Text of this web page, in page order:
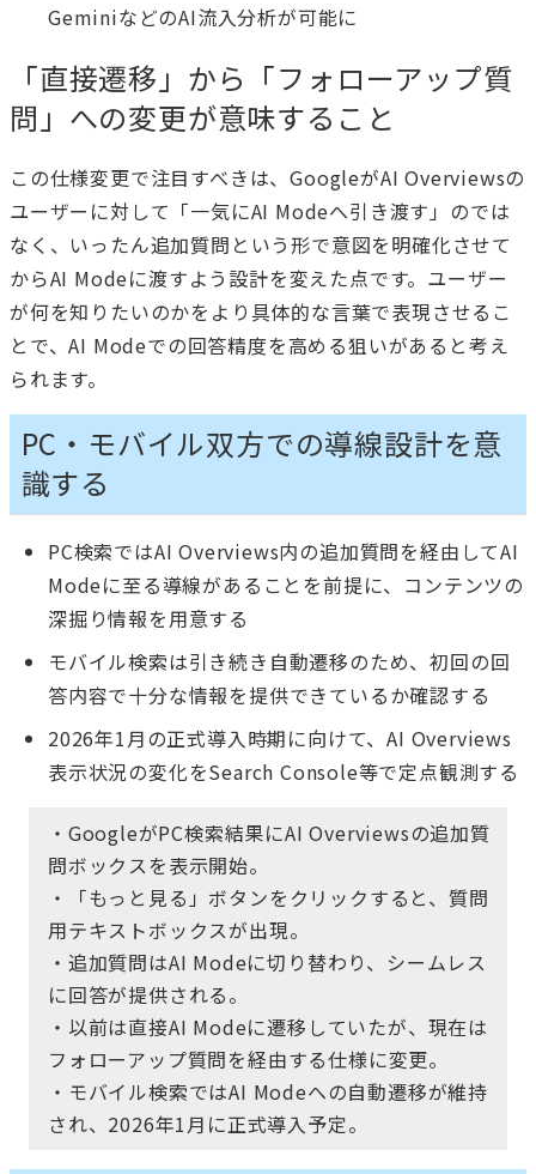
GeminiなどのAI流入分析が可能に
「直接遷移」から「フォローアップ質
問」への変更が意味すること
この仕様変更で注目すべきは、GoogleがAI Overviewsの
ユーザーに対して「一気にAI Modeへ引き渡す」のでは
なく、いったん追加質問という形で意図を明確化させて
からAI Modeに渡すよう設計を変えた点です。ユーザー
が何を知りたいのかをより具体的な言葉で表現させるこ
とで、AI Modeでの回答精度を高める狙いがあると考え
られます。
PC・モバイル双方での導線設計を意
識する
PC検索ではAI Overviews内の追加質問を経由してAI
Modeに至る導線があることを前提に、コンテンツの
深掘り情報を用意する
モバイル検索は引き続き自動遷移のため、初回の回
答内容で十分な情報を提供できているか確認する
2026年1月の正式導入時期に向けて、AI Overviews
表示状況の変化をSearch Console等で定点観測する
・GoogleがPC検索結果にAI Overviewsの追加質
問ボックスを表示開始。
・「もっと見る」ボタンをクリックすると、質問
用テキストボックスが出現。
・追加質問はAI Modeに切り替わり、シームレス
に回答が提供される。
・以前は直接AI Modeに遷移していたが、現在は
フォローアップ質問を経由する仕様に変更。
・モバイル検索ではAI Modeへの自動遷移が維持
され、2026年1月に正式導入予定。